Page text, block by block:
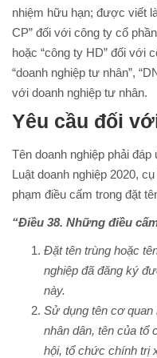
nhiệm hữu hạn; được viết
CP” đối với công ty cổ
hoặc “công ty HD” đối với
“doanh nghiệp tư nhân”,
với doanh nghiệp tư nhân.
Yêu cầu đối
Tên doanh nghiệp phải
Luật doanh nghiệp 2020,
phạm điều cấm trong đặt
“Điều 38. Những điều
Đặt tên trùng hoặc
nghiệp đã đăng ký
này.
Sử dụng tên cơ
nhân dân, tên của tổ
hội, tổ chức chính trị